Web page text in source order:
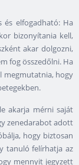
és elfogadható: Ha
bizonyítania kell,
akar dolgozni,
fog összedőlni. Ha
megmutatnia, hogy
akarja mérni saját
zenedarabot adott
hogy biztosan
tanuló felírhatja az
mennyit jegyzett